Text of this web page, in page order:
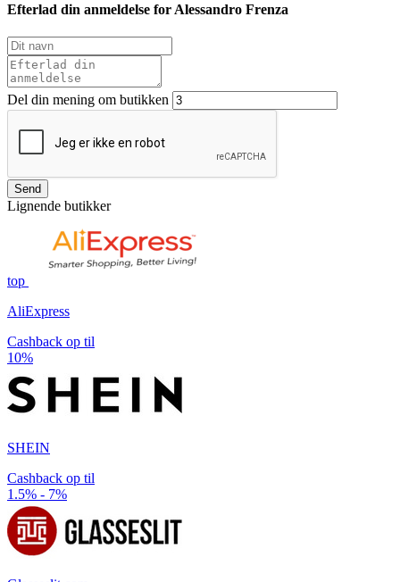
Efterlad din anmeldelse for Alessandro Frenza
Del din mening om butikken
Send
Lignende butikker
top
AliExpress
Cashback op til
10%
SHEIN
Cashback op til
1.5% - 7%